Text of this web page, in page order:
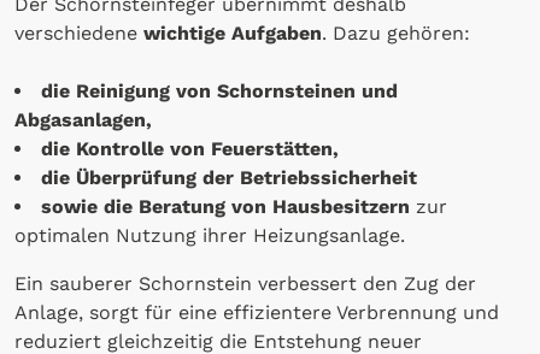
verschiedene wichtige Aufgaben. Dazu gehören:
die Reinigung von Schornsteinen und
Abgasanlagen,
die Kontrolle von Feuerstätten,
die Überprüfung der Betriebssicherheit
sowie die Beratung von Hausbesitzern zur
optimalen Nutzung ihrer Heizungsanlage.
Ein sauberer Schornstein verbessert den Zug der
Anlage, sorgt für eine effizientere Verbrennung und
reduziert gleichzeitig die Entstehung neuer